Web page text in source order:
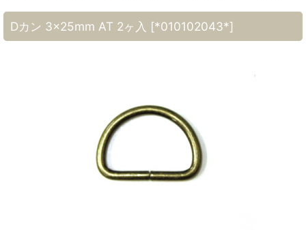
Dカン 3×25mm AT 2ヶ入 [*010102043*]